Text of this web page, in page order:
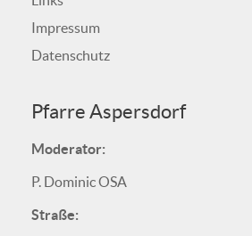
Impressum
Datenschutz
Pfarre Aspersdorf
Moderator:
P. Dominic OSA
Straße: